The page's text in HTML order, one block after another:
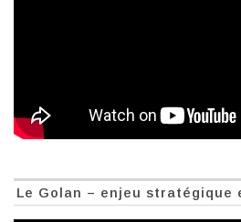
Le Golan – enjeu stratégique